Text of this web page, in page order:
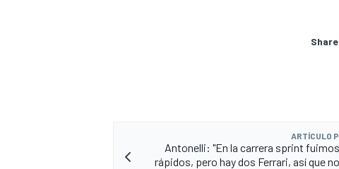
ARTÍCULO
Antonelli: "En la carrera sprint
rápidos, pero hay dos Ferrari, así que